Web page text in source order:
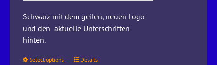
Schwarz mit dem geilen, neuen Logo
und den aktuelle Unterschriften
hinten.
Select options Details